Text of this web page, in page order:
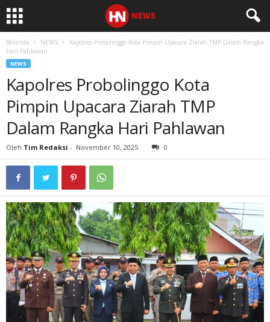
Beranda NEWS
Kapolres Probolinggo Kota Pimpin Upacara Ziarah TMP Dalam Rangka
Hari Pahlawan
NEWS
Kapolres Probolinggo Kota
Pimpin Upacara Ziarah TMP
Dalam Rangka Hari Pahlawan
Oleh Tim Redaksi - November 10, 2025 0